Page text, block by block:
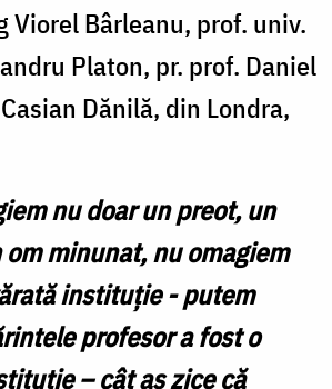
Viorel Bârleanu, prof. univ.
Platon, pr. prof. Daniel
Dănilă, din Londra,
nu doar un preot, un
minunat, nu omagiem
instituție - putem
profesor a fost o
– cât aș zice că